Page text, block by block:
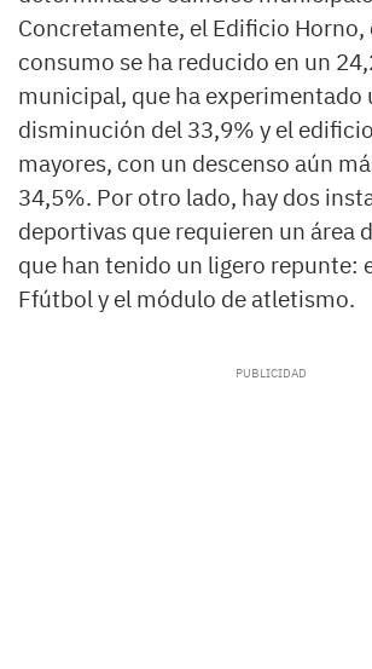
Concretamente, el Edificio Horno,
consumo se ha reducido en un
municipal, que ha experimentado
disminución del 33,9% y el
mayores, con un descenso aún
34,5%. Por otro lado, hay dos
deportivas que requieren un área
que han tenido un ligero repunte:
Ffútbol y el módulo de atletismo.